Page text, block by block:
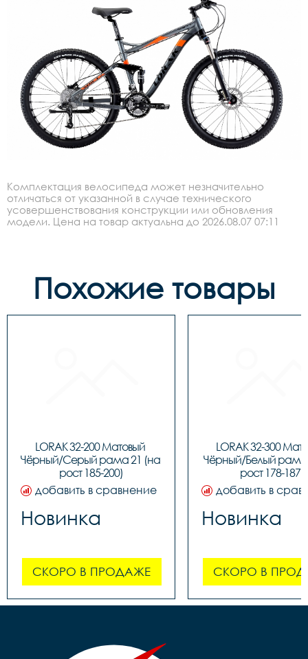
Комплектация велосипеда может незначительно
отличаться от указанной в случае технического
усовершенствования конструкции или обновления
модели. Цена на товар актуальна до 2026.08.07 07:11
Похожие товары
LORAK 32-200 Матовый
Чёрный/Серый рама 21 (на
рост 185-200)
добавить в сравнение
Новинка
СКОРО В ПРОДАЖЕ
LORAK 32-300
Чёрный/Белый рама
рост 178-187)
добавить в
Новинка
СКОРО В